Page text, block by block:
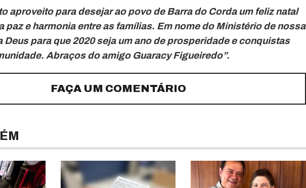
aproveito para desejar ao povo de Barra do Corda um feliz natal
paz e harmonia entre as famílias. Em nome do Ministério de nossa
Deus para que 2020 seja um ano de prosperidade e conquistas
Abraços do amigo Guaracy Figueiredo”.
FAÇA UM COMENTÁRIO